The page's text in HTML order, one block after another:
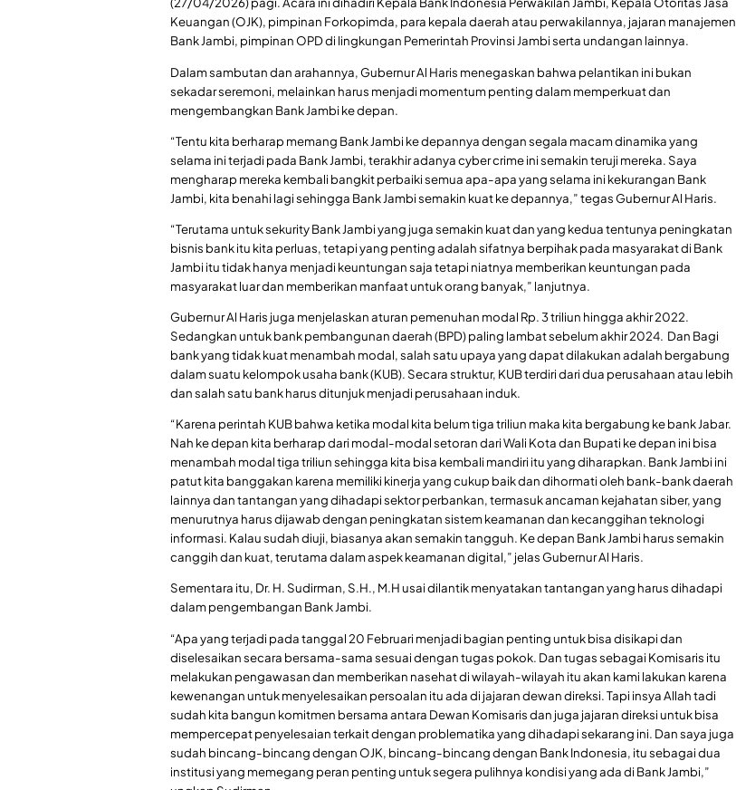
Keuangan (OJK), pimpinan Forkopimda, para kepala daerah atau perwakilannya, jajaran manajemen
Bank Jambi, pimpinan OPD di lingkungan Pemerintah Provinsi Jambi serta undangan lainnya.
Dalam sambutan dan arahannya, Gubernur Al Haris menegaskan bahwa pelantikan ini bukan
sekadar seremoni, melainkan harus menjadi momentum penting dalam memperkuat dan
mengembangkan Bank Jambi ke depan.
“Tentu kita berharap memang Bank Jambi ke depannya dengan segala macam dinamika yang
selama ini terjadi pada Bank Jambi, terakhir adanya cyber crime ini semakin teruji mereka. Saya
mengharap mereka kembali bangkit perbaiki semua apa-apa yang selama ini kekurangan Bank
Jambi, kita benahi lagi sehingga Bank Jambi semakin kuat ke depannya,” tegas Gubernur Al Haris.
“Terutama untuk sekurity Bank Jambi yang juga semakin kuat dan yang kedua tentunya peningkatan
bisnis bank itu kita perluas, tetapi yang penting adalah sifatnya berpihak pada masyarakat di Bank
Jambi itu tidak hanya menjadi keuntungan saja tetapi niatnya memberikan keuntungan pada
masyarakat luar dan memberikan manfaat untuk orang banyak,” lanjutnya.
Gubernur Al Haris juga menjelaskan aturan pemenuhan modal Rp. 3 triliun hingga akhir 2022.
Sedangkan untuk bank pembangunan daerah (BPD) paling lambat sebelum akhir 2024. Dan Bagi
bank yang tidak kuat menambah modal, salah satu upaya yang dapat dilakukan adalah bergabung
dalam suatu kelompok usaha bank (KUB). Secara struktur, KUB terdiri dari dua perusahaan atau lebih
dan salah satu bank harus ditunjuk menjadi perusahaan induk.
“Karena perintah KUB bahwa ketika modal kita belum tiga triliun maka kita bergabung ke bank Jabar.
Nah ke depan kita berharap dari modal-modal setoran dari Wali Kota dan Bupati ke depan ini bisa
menambah modal tiga triliun sehingga kita bisa kembali mandiri itu yang diharapkan. Bank Jambi ini
patut kita banggakan karena memiliki kinerja yang cukup baik dan dihormati oleh bank-bank daerah
lainnya dan tantangan yang dihadapi sektor perbankan, termasuk ancaman kejahatan siber, yang
menurutnya harus dijawab dengan peningkatan sistem keamanan dan kecanggihan teknologi
informasi. Kalau sudah diuji, biasanya akan semakin tangguh. Ke depan Bank Jambi harus semakin
canggih dan kuat, terutama dalam aspek keamanan digital,” jelas Gubernur Al Haris.
Sementara itu, Dr. H. Sudirman, S.H., M.H usai dilantik menyatakan tantangan yang harus dihadapi
dalam pengembangan Bank Jambi.
“Apa yang terjadi pada tanggal 20 Februari menjadi bagian penting untuk bisa disikapi dan
diselesaikan secara bersama-sama sesuai dengan tugas pokok. Dan tugas sebagai Komisaris itu
melakukan pengawasan dan memberikan nasehat di wilayah-wilayah itu akan kami lakukan karena
kewenangan untuk menyelesaikan persoalan itu ada di jajaran dewan direksi. Tapi insya Allah tadi
sudah kita bangun komitmen bersama antara Dewan Komisaris dan juga jajaran direksi untuk bisa
mempercepat penyelesaian terkait dengan problematika yang dihadapi sekarang ini. Dan saya juga
sudah bincang-bincang dengan OJK, bincang-bincang dengan Bank Indonesia, itu sebagai dua
institusi yang memegang peran penting untuk segera pulihnya kondisi yang ada di Bank Jambi,”